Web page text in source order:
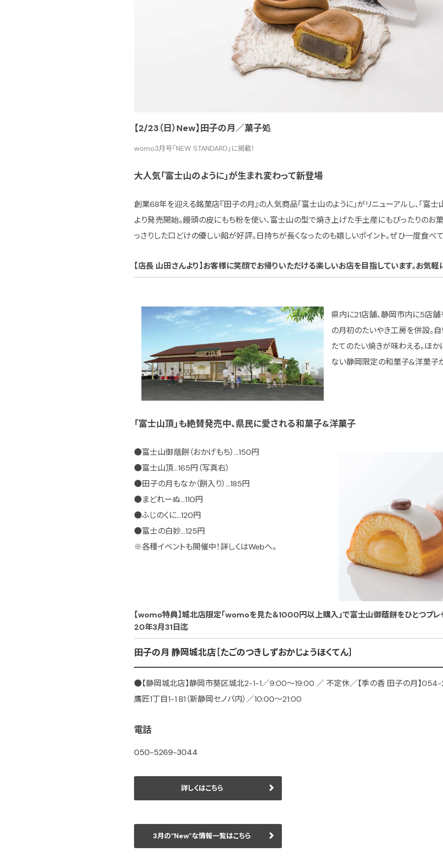
【2/23（日）New】田子の月／菓子処
womo3月号「NEW STANDARD」に掲載！
大人気「富士山のように」が生まれ変わって新登場
創業68年を迎える銘菓店『田子の月』の人気商品「富士山のように」がリニューアルし、「富士
より発売開始。饅頭の皮にもち粉を使い、富士山の型で焼き上げた手土産にもぴったりのお菓
っさりした口どけの優しい餡が好評。日持ちが長くなったのも嬉しいポイント。ぜひ一度食べ
【店長 山田さんより】お客様に笑顔でお帰りいただける楽しいお店を目指しています。お気軽
県内に21店舗、静岡市内に5店
の月初のたいやき工房を併設。
たてのたい焼きが味わえる。ほか
ない静岡限定の和菓子&洋菓子
「富士山頂」も絶賛発売中、県民に愛される和菓子&洋菓子
●富士山御蔭餅（おかげもち）…150円
●富士山頂…165円（写真右）
●田子の月もなか（餅入り）…185円
●まどれーぬ…110円
●ふじのくに…120円
●富士の白妙…125円
※各種イベントも開催中！詳しくはWebへ。
【womo特典】城北店限定「womoを見た＆1000円以上購入」で富士山御蔭餅をひとつプ
20年3月31日迄
田子の月 静岡城北店［たごのつきしずおかじょうほくてん］
●【静岡城北店】静岡市葵区城北2-1-1／9:00〜19:00 ／ 不定休／【季の香 田子の月】
鷹匠1丁目1-1 B1（新静岡セノバ内）／10:00〜21:00
電話
050-5269-3044
詳しくはこちら
3月の“New”な情報一覧はこちら